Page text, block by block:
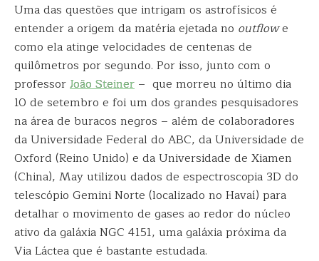
Uma das questões que intrigam os astrofísicos é
entender a origem da matéria ejetada no outflowe
como ela atinge velocidades de centenas de
quilômetros por segundo. Por isso, junto com o
professorJoão Steiner – que morreu no último dia
10 de setembro e foi um dos grandes pesquisadores
na área de buracos negros – além de colaboradores
da Universidade Federal do ABC, da Universidade de
Oxford (Reino Unido) e da Universidade de Xiamen
(China), May utilizou dados de espectroscopia 3D do
telescópio Gemini Norte (localizado no Havaí) para
detalhar o movimento de gases ao redor do núcleo
ativo da galáxia NGC 4151, uma galáxia próxima da
Via Láctea que é bastante estudada.